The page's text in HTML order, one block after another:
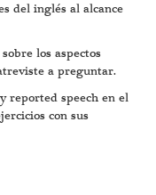
del inglés al alcance
los aspectos
a preguntar.
reported speech en el
con sus